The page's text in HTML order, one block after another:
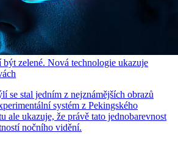
zelené. Nová technologie ukazuje
se stal jedním z nejznámějších obrazů
systém z Pekingského
ale ukazuje, že právě tato jednobarevnost
nočního vidění.